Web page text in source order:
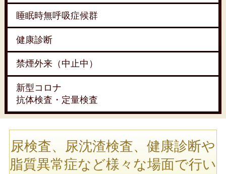
睡眠時無呼吸症候群
健康診断
禁煙外来（中止中）
新型コロナ
抗体検査・定量検査
尿検査、尿沈渣検査、健康診断や
脂質異常症など様々な場面で行い